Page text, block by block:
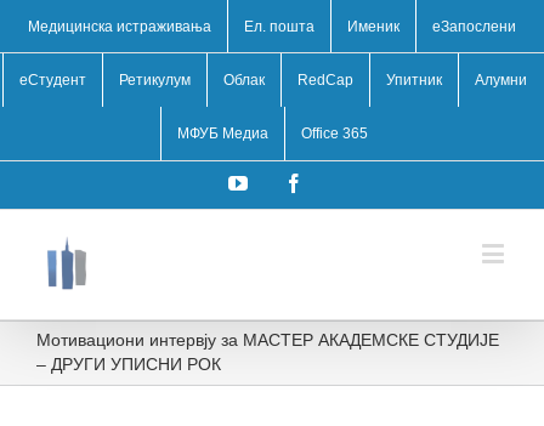
Медицинска истраживања Ел. пошта Именик eЗапослени
еСтудент Ретикулум Облак RedCap Упитник Алумни
МФУБ Медиа Office 365
YouTube
Мотивациони интервју за МАСТЕР АКАДЕМСКЕ СТУДИЈЕ
– ДРУГИ УПИСНИ РОК